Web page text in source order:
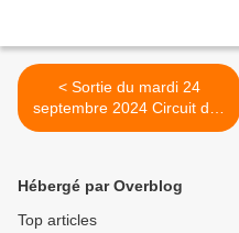
< Sortie du mardi 24
septembre 2024 Circuit des
eaux de Paris (2)
Hébergé par Overblog
Top articles